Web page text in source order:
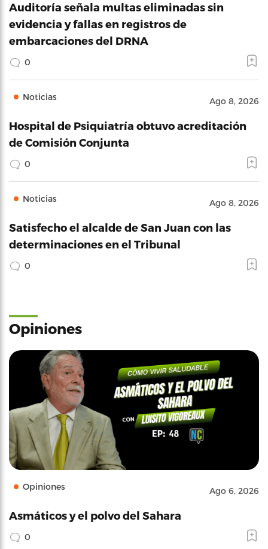
Auditoría señala multas eliminadas sin
evidencia y fallas en registros de
embarcaciones del DRNA
0
Noticias Ago 8, 2026
Hospital de Psiquiatría obtuvo acreditación
de Comisión Conjunta
0
Noticias Ago 8, 2026
Satisfecho el alcalde de San Juan con las
determinaciones en el Tribunal
0
Opiniones
Opiniones Ago 6, 2026
Asmáticos y el polvo del Sahara
0